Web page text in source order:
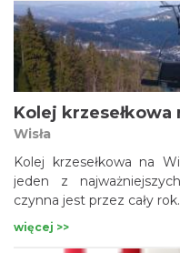
można tu w krótkim
szosy, będącej
stokach Ochodzitej
góry przechodzi szlak
Górę. Jest to najwyższe
Kolej
Wisła
Kolej krzesełkowa na
jeden z
czynna jest przez cały rok.
więcej >>